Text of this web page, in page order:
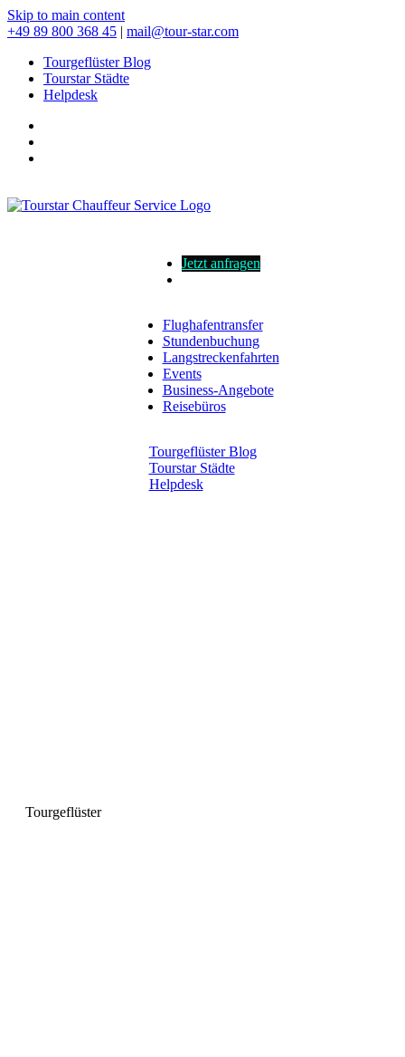
Skip to main content
+49 89 800 368 45 | mail@tour-star.com
Tourgeflüster Blog
Tourstar Städte
Helpdesk
Flughafentransfer
Stundenbuchung
Langstreckenfahrten
Events
Business-Angebote
Reisebüros
Jetzt anfragen
Tourgeflüster Blog
Tourstar Städte
Helpdesk
Tourgeflüster